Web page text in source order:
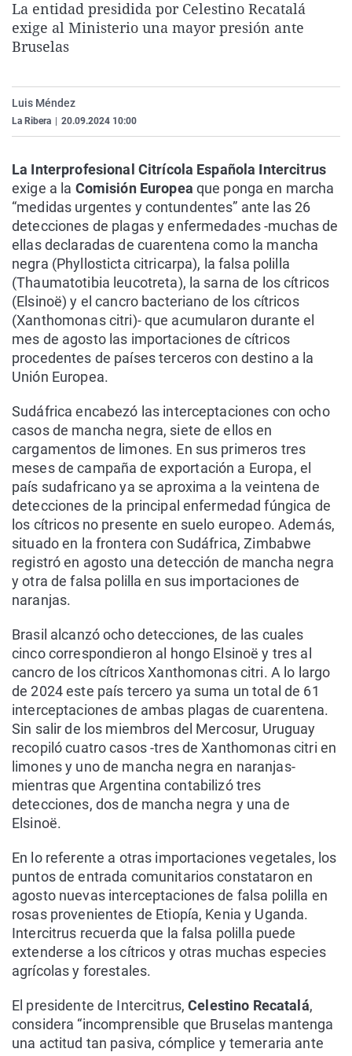
La rosa de los vientos
Caso
Extremadura
Virales
La entidad presidida por Celestino Recatalá
exige al Ministerio una mayor presión ante
Bruselas
Luis Méndez
La Ribera 20.09.2024 10:00
La Interprofesional Citrícola Española Intercitrus
exige a la Comisión Europea que ponga en marcha
“medidas urgentes y contundentes” ante las 26
detecciones de plagas y enfermedades -muchas de
ellas declaradas de cuarentena como la mancha
negra (Phyllosticta citricarpa), la falsa polilla
(Thaumatotibia leucotreta), la sarna de los cítricos
(Elsinoë) y el cancro bacteriano de los cítricos
(Xanthomonas citri)- que acumularon durante el
mes de agosto las importaciones de cítricos
procedentes de países terceros con destino a la
Unión Europea.
Sudáfrica encabezó las interceptaciones con ocho
casos de mancha negra, siete de ellos en
cargamentos de limones. En sus primeros tres
meses de campaña de exportación a Europa, el
país sudafricano ya se aproxima a la veintena de
detecciones de la principal enfermedad fúngica de
los cítricos no presente en suelo europeo. Además,
situado en la frontera con Sudáfrica, Zimbabwe
registró en agosto una detección de mancha negra
y otra de falsa polilla en sus importaciones de
naranjas.
Brasil alcanzó ocho detecciones, de las cuales
cinco correspondieron al hongo Elsinoë y tres al
cancro de los cítricos Xanthomonas citri. A lo largo
de 2024 este país tercero ya suma un total de 61
interceptaciones de ambas plagas de cuarentena.
Sin salir de los miembros del Mercosur, Uruguay
recopiló cuatro casos -tres de Xanthomonas citri en
limones y uno de mancha negra en naranjas-
mientras que Argentina contabilizó tres
detecciones, dos de mancha negra y una de
Elsinoë.
En lo referente a otras importaciones vegetales, los
puntos de entrada comunitarios constataron en
agosto nuevas interceptaciones de falsa polilla en
rosas provenientes de Etiopía, Kenia y Uganda.
Intercitrus recuerda que la falsa polilla puede
extenderse a los cítricos y otras muchas especies
agrícolas y forestales.
El presidente de Intercitrus,Celestino Recatalá,
considera “incomprensible que Bruselas mantenga
una actitud tan pasiva, cómplice y temeraria ante